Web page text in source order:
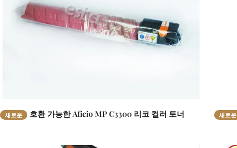
새로운 호환 가능한 Aficio MP C3300 리코 컬러 토너 새로운